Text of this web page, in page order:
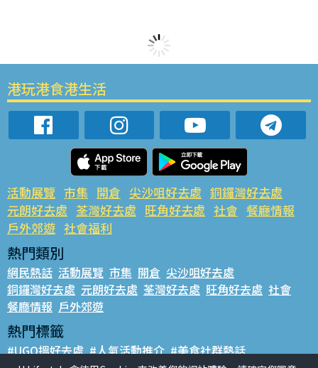
港玩港食港生活
活動展覽 市集 開倉 尖沙咀好去處 銅鑼灣好去處
元朗好去處 荃灣好去處 旺角好去處 社會 餐廳情報
戶外郊遊 社會福利
熱門類別
網民熱話 活動展覽 市集 開倉 尖沙咀好去處
銅鑼灣好去處 元朗好去處 荃灣好去處 旺角好去處 社會
餐廳情報 戶外郊遊
熱門標籤
#UGO搵好去處 #人氣活動推介 #美食社群熱話